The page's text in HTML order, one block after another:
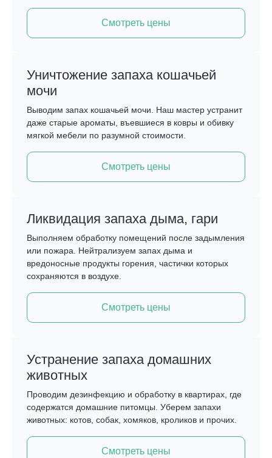
Смотреть цены
Уничтожение запаха кошачьей
мочи
Выводим запах кошачьей мочи. Наш мастер устранит
даже старые ароматы, въевшиеся в ковры и обивку
мягкой мебели по разумной стоимости.
Смотреть цены
Ликвидация запаха дыма, гари
Выполняем обработку помещений после задымления
или пожара. Нейтрализуем запах дыма и
вредоносные продукты горения, частички которых
сохраняются в воздухе.
Смотреть цены
Устранение запаха домашних
животных
Проводим дезинфекцию и обработку в квартирах, где
содержатся домашние питомцы. Уберем запахи
животных: котов, собак, хомяков, кроликов и прочих.
Смотреть цены